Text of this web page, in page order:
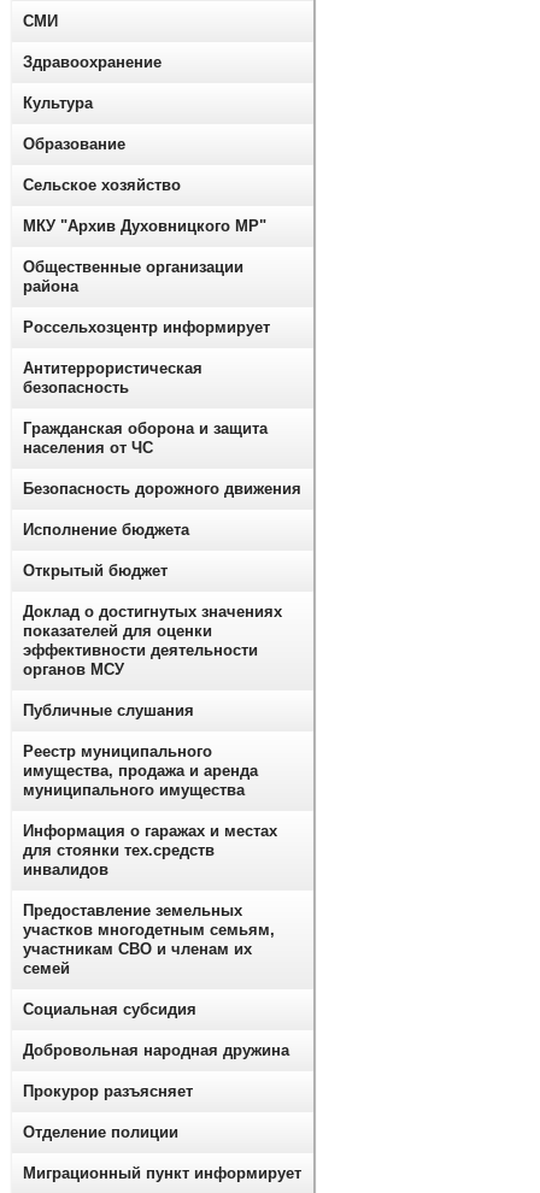
СМИ
Здравоохранение
Культура
Образование
Сельское хозяйство
МКУ "Архив Духовницкого МР"
Общественные организации
района
Россельхозцентр информирует
Антитеррористическая
безопасность
Гражданская оборона и защита
населения от ЧС
Безопасность дорожного движения
Исполнение бюджета
Открытый бюджет
Доклад о достигнутых значениях
показателей для оценки
эффективности деятельности
органов МСУ
Публичные слушания
Реестр муниципального
имущества, продажа и аренда
муниципального имущества
Информация о гаражах и местах
для стоянки тех.средств
инвалидов
Предоставление земельных
участков многодетным семьям,
участникам СВО и членам их
семей
Социальная субсидия
Добровольная народная дружина
Прокурор разъясняет
Отделение полиции
Миграционный пункт информирует